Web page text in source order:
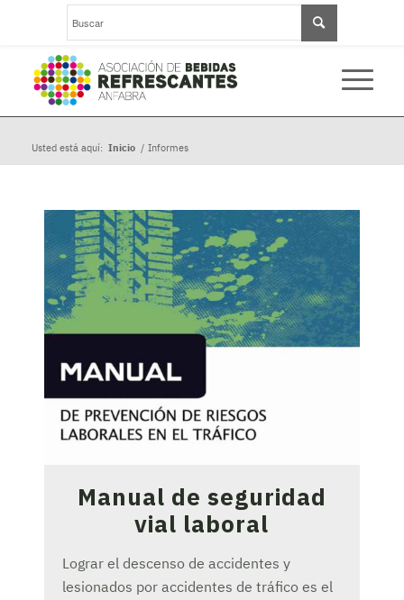
Usted está aquí: Inicio / Informes
Manual de seguridad
vial laboral
Lograr el descenso de accidentes y
lesionados por accidentes de tráfico es el